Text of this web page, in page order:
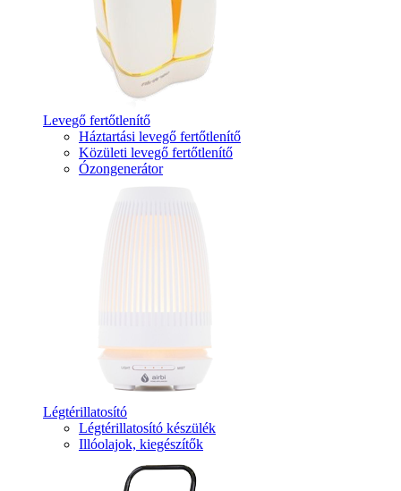
Levegő fertőtlenítő
Háztartási levegő fertőtlenítő
Közületi levegő fertőtlenítő
Ózongenerátor
Légtérillatosító
Légtérillatosító készülék
Illóolajok, kiegészítők